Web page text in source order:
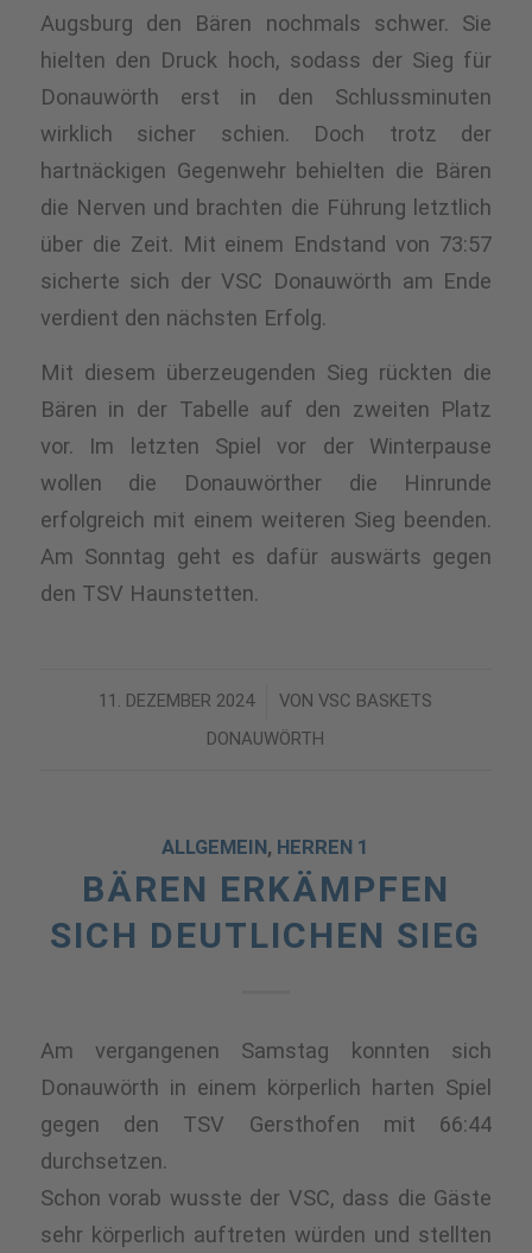
Augsburg den Bären nochmals schwer. Sie
hielten den Druck hoch, sodass der Sieg für
Donauwörth erst in den Schlussminuten
wirklich sicher schien. Doch trotz der
hartnäckigen Gegenwehr behielten die Bären
die Nerven und brachten die Führung letztlich
über die Zeit. Mit einem Endstand von 73:57
sicherte sich der VSC Donauwörth am Ende
verdient den nächsten Erfolg.
Mit diesem überzeugenden Sieg rückten die
Bären in der Tabelle auf den zweiten Platz
vor. Im letzten Spiel vor der Winterpause
wollen die Donauwörther die Hinrunde
erfolgreich mit einem weiteren Sieg beenden.
Am Sonntag geht es dafür auswärts gegen
den TSV Haunstetten.
11. DEZEMBER 2024
/ VONVSC BASKETS
DONAUWÖRTH
ALLGEMEIN, HERREN 1
BÄREN ERKÄMPFEN
SICH DEUTLICHEN SIEG
Am vergangenen Samstag konnten sich
Donauwörth in einem körperlich harten Spiel
gegen den TSV Gersthofen mit 66:44
durchsetzen.
Schon vorab wusste der VSC, dass die Gäste
sehr körperlich auftreten würden und stellten